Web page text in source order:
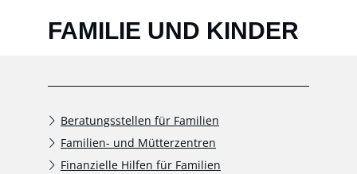
FAMILIE UND KINDER
Beratungsstellen für Familien
Familien- und Mütterzentren
Finanzielle Hilfen für Familien